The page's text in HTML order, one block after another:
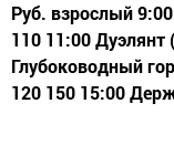
Руб. взрослый
110 11:00 Дуэлянт
Глубоководный
120 150 15:00